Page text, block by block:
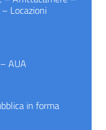
Locazioni
AUA
in forma